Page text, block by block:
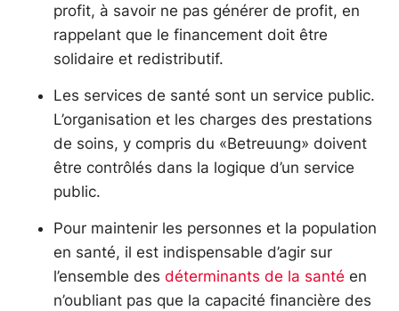
profit, à savoir ne pas générer de profit, en
rappelant que le financement doit être
solidaire et redistributif.
Les services de santé sont un service public.
L’organisation et les charges des prestations
de soins, y compris du «Betreuung» doivent
être contrôlés dans la logique d’un service
public.
Pour maintenir les personnes et la population
en santé, il est indispensable d’agir sur
l’ensemble des déterminants de la santé en
n’oubliant pas que la capacité financière des